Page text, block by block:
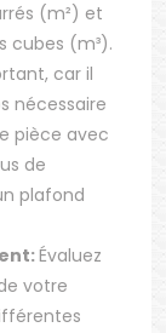
(m²) et
cubes (m³).
car il
nécessaire
pièce avec
de
plafond
Évaluez
votre